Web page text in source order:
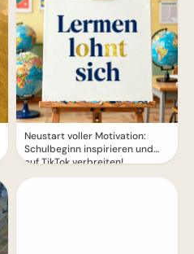
Neustart voller Motivation:
Schulbeginn inspirieren und
auf TikTok verbreiten!